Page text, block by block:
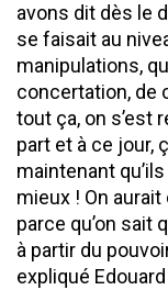
avons dit dès le
se faisait au
manipulations,
concertation, de
tout ça, on s’est
part et à ce jour,
maintenant
mieux ! On
parce qu’on sait
à partir du
expliqué